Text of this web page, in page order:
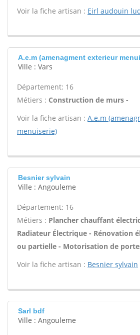
Voir la fiche artisan : Eirl audouin
A.e.m (amenagment exterieur
Ville : Vars
Département: 16
Métiers : Construction de murs -
Voir la fiche artisan : A.e.m
menuiserie)
Besnier sylvain
Ville : Angouleme
Département: 16
Métiers : Plancher chauffant
Radiateur Électrique - Rénovation
ou partielle - Motorisation de
Voir la fiche artisan : Besnier sylvain
Sarl bdf
Ville : Angouleme